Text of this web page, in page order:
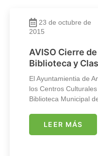
23 de octubre de
2015
AVISO Cierre
Biblioteca y
El Ayuntamientia de
los Centros
Biblioteca Municipal
LEER MÁS